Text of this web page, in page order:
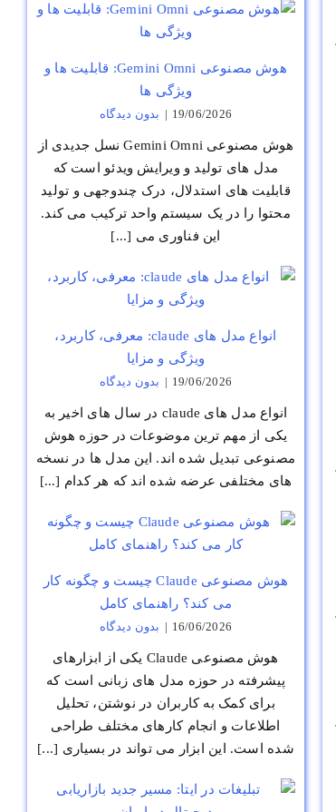
هوش مصنوعی Gemini Omni: قابلیت ها و
ویژگی ها
19/06/2026
| بدون ديدگاه
هوش مصنوعی Gemini Omni نسل جدیدی از
مدل های تولید و ویرایش ویدئو است که
قابلیت های استدلال، درک چندوجهی و تولید
محتوا را در یک سیستم واحد ترکیب می کند.
این فناوری می [...]
انواع مدل های claude: معرفی، کاربرد،
ویژگی و مزایا
19/06/2026
| بدون ديدگاه
انواع مدل های claude در سال های اخیر به
یکی از مهم ترین موضوعات در حوزه هوش
مصنوعی تبدیل شده اند. این مدل ها در نسخه
های مختلفی عرضه شده اند که هر کدام [...]
هوش مصنوعی Claude چیست و چگونه کار
می کند؟ راهنمای کامل
16/06/2026
| بدون ديدگاه
هوش مصنوعی Claude یکی از ابزارهای
پیشرفته در حوزه مدل های زبانی است که
برای کمک به کاربران در نوشتن، تحلیل
اطلاعات و انجام کارهای مختلف طراحی
شده است. این ابزار می تواند در بسیاری [...]